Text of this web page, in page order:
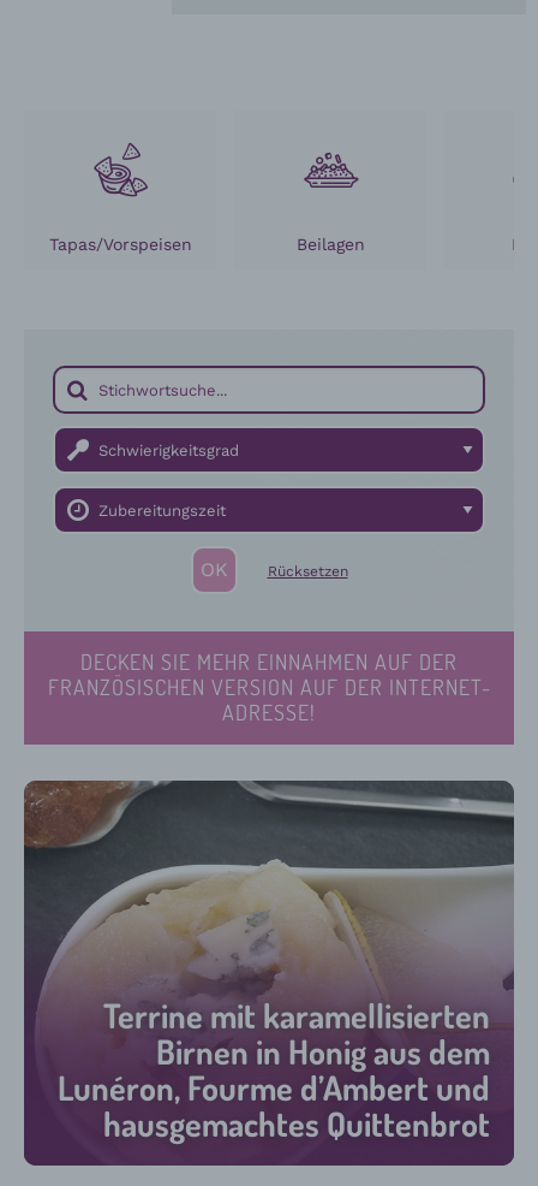
Tapas/Vorspeisen Beilagen
Rücksetzen
DECKEN SIE MEHR EINNAHMEN AUF DER
FRANZÖSISCHEN VERSION AUF DER INTERNET-
ADRESSE!
Terrine mit karamellisierten
Birnen in Honig aus dem
Lunéron, Fourme d’Ambert und
hausgemachtes Quittenbrot